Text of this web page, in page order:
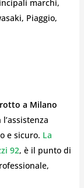
marchi,
Piaggio,
a Milano
e sicuro. La
92, è il punto di